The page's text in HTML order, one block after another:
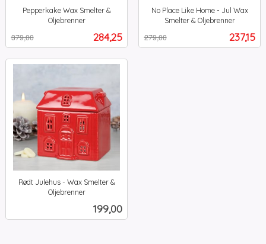
Pepperkake Wax Smelter &
Oljebrenner
Tilbud
284,25
379,00
mva.
No Place Like Home - Jul Wax
Smelter & Oljebrenner
Tilbud
237,15
279,00
mva.
Rødt Julehus - Wax Smelter &
Oljebrenner
Pris
199,00